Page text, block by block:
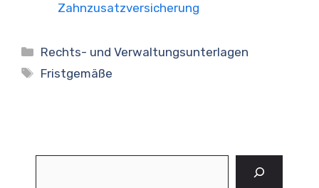
Zahnzusatzversicherung
Kategorien
Rechts- und Verwaltungsunterlagen
Schlagwörter
Fristgemäße